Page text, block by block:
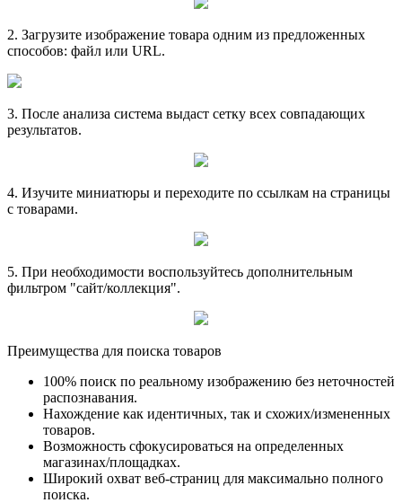
2. Загрузите изображение товара одним из предложенных
способов: файл или URL.
3. После анализа система выдаст сетку всех совпадающих
результатов.
4. Изучите миниатюры и переходите по ссылкам на страницы
с товарами.
5. При необходимости воспользуйтесь дополнительным
фильтром "сайт/коллекция".
Преимущества для поиска товаров
100% поиск по реальному изображению без неточностей
распознавания.
Нахождение как идентичных, так и схожих/измененных
товаров.
Возможность сфокусироваться на определенных
магазинах/площадках.
Широкий охват веб-страниц для максимально полного
поиска.